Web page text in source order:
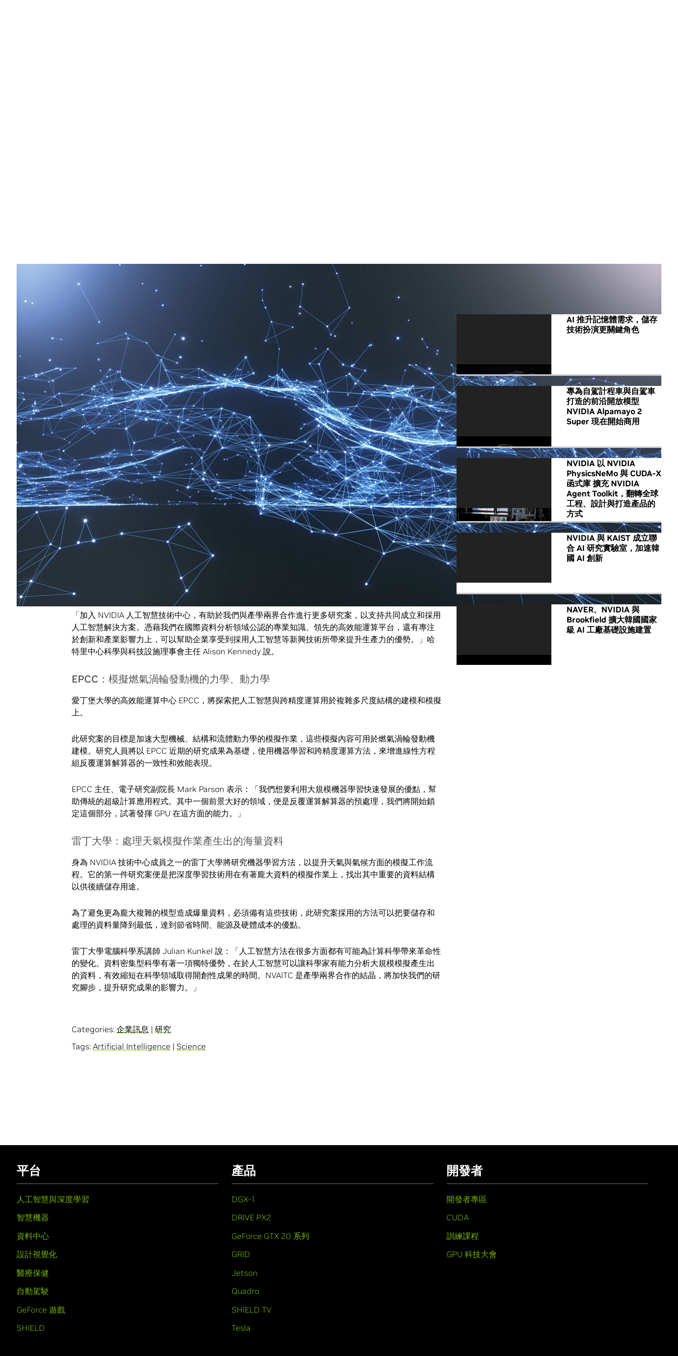
愛丁堡大學 EPCC、哈特里中心與雷丁大學三方攜手推動英國研究界採用人工智慧技術，並且使其發光發
NVIDIA 本週在英國成立一處技術中心，旨於支持英國在人工智慧與資料科學研究領域創下突破性進展，
以及促進英國高等教育和研究界參與其中。
哈特里中心（Hartree Centre）、愛丁堡大學的 EPCC 與雷丁大學（University of Reading）是首批加
入 NVIDIA 人工智慧技術中心的單位，這裡提供一個合作場地給世界級的人才，以推動英國採用人工智慧
技術，並且使其發光發熱。
中心成員可以取得 NVIDIA 的專業知識與資源，以用於支持其研究項目。NVIDIA 在2015年於新加坡成立
首座人工智慧技術中心（NVAITC），以支援整個亞太地區的合作研究項目。
英國技術中心一開始的研究案，將著重於實際物體的數位孿生（digital twinning）、燃氣渦輪發動機建
模的模擬活動，以及機器學習增強的氣候模擬項目。
哈特里中心：建立物理物體的虛擬數位孿生
哈特里中心協助將人工智慧與加速運算技術，用在從醫療保健、生命科學、化學、工程，再到製造等產
業規模不一的企業上，以因應產業面對的挑戰。
哈特里中心與 NVIDIA 的合作案將著重於數位孿生（digital twinning）上，也就是以細膩虛擬畫面來呈
現實際物體。此舉將使得英國的產業界能夠開發新產品和優化流程、提高生產力和縮短上市時間。
「加入 NVIDIA 人工智慧技術中心，有助於我們與產學兩界合作進行更多研究案，以支持共同成立和採用
人工智慧解決方案。憑藉我們在國際資料分析領域公認的專業知識、領先的高效能運算平台，還有專注
於創新和產業影響力上，可以幫助企業享受到採用人工智慧等新興技術所帶來提升生產力的優勢。」哈
特里中心科學與科技設施理事會主任 Alison Kennedy 說。
EPCC：模擬燃氣渦輪發動機的力學、動力學
愛丁堡大學的高效能運算中心 EPCC，將探索把人工智慧與跨精度運算用於複雜多尺度結構的建模和模擬
上。
此研究案的目標是加速大型機械、結構和流體動力學的模擬作業，這些模擬內容可用於燃氣渦輪發動機
建模。研究人員將以 EPCC 近期的研究成果為基礎，使用機器學習和跨精度運算方法，來增進線性方程
組反覆運算解算器的一致性和效能表現。
EPCC 主任、電子研究副院長 Mark Parson 表示：「我們想要利用大規模機器學習快速發展的優點，幫
助傳統的超級計算應用程式。其中一個前景大好的領域，便是反覆運算解算器的預處理，我們將開始鎖
定這個部分，試著發揮 GPU 在這方面的能力。」
雷丁大學：處理天氣模擬作業產生出的海量資料
身為 NVIDIA 技術中心成員之一的雷丁大學將研究機器學習方法，以提升天氣與氣候方面的模擬工作流
程。它的第一件研究案便是把深度學習技術用在有著龐大資料的模擬作業上，找出其中重要的資料結構
以供後續儲存用途。
為了避免更為龐大複雜的模型造成爆量資料，必須備有這些技術，此研究案採用的方法可以把要儲存和
處理的資料量降到最低，達到節省時間、能源及硬體成本的優點。
雷丁大學電腦科學系講師 Julian Kunkel 說：「人工智慧方法在很多方面都有可能為計算科學帶來革命性
的變化。資料密集型科學有著一項獨特優勢，在於人工智慧可以讓科學家有能力分析大規模模擬產生出
的資料，有效縮短在科學領域取得開創性成果的時間。NVAITC 是產學兩界合作的結晶，將加快我們的研
究腳步，提升研究成果的影響力。」
Categories: 企業訊息 | 研究
Tags: Artificial Intelligence | Science
AI 推升記憶體需求，儲存
技術扮演更關鍵角色
專為自駕計程車與自駕車
打造的前沿開放模型
NVIDIA Alpamayo 2
Super 現在開始商用
NVIDIA 以 NVIDIA
PhysicsNeMo 與 CUDA-X
函式庫 擴充 NVIDIA
Agent Toolkit，翻轉全球
工程、設計與打造產品的
方式
NVIDIA 與 KAIST 成立聯
合 AI 研究實驗室，加速韓
國 AI 創新
NAVER、NVIDIA 與
Brookfield 擴大韓國國家
級 AI 工廠基礎設施建置
平台
人工智慧與深度學習
智慧機器
資料中心
設計視覺化
醫療保健
自動駕駛
GeForce 遊戲
SHIELD
產品
DGX-1
DRIVE PX2
GeForce GTX 20 系列
GRID
Jetson
Quadro
SHIELD TV
Tesla
開發者
開發者專區
CUDA
訓練課程
GPU 科技大會